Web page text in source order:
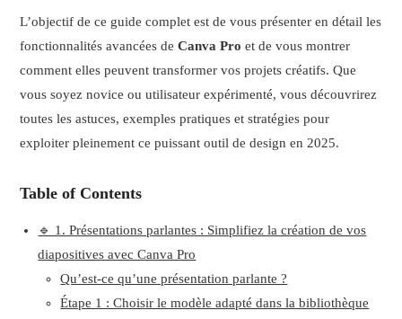
L’objectif de ce guide complet est de vous présenter en détail les
fonctionnalités avancées deCanva Pro et de vous montrer
comment elles peuvent transformer vos projets créatifs. Que
vous soyez novice ou utilisateur expérimenté, vous découvrirez
toutes les astuces, exemples pratiques et stratégies pour
exploiter pleinement ce puissant outil de design en 2025.
Table of Contents
🔹 1. Présentations parlantes : Simplifiez la création de vos
diapositives avec Canva Pro
Qu’est-ce qu’une présentation parlante ?
Étape 1 : Choisir le modèle adapté dans la bibliothèque